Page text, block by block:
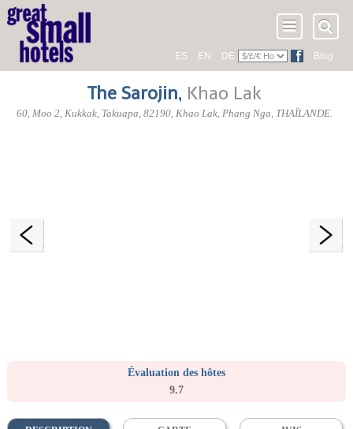
ES EN DE Blog
The Sarojin, Khao Lak
60, Moo 2, Kukkak, Takuapa,82190, Khao Lak,Phang Nga, THAÏLANDE.
Évaluation des hôtes
9.7